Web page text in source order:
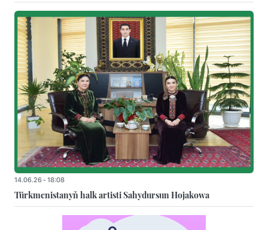
14.06.26 - 18:08
Türkmenistanyň halk artisti Sahydursun Hojakowa